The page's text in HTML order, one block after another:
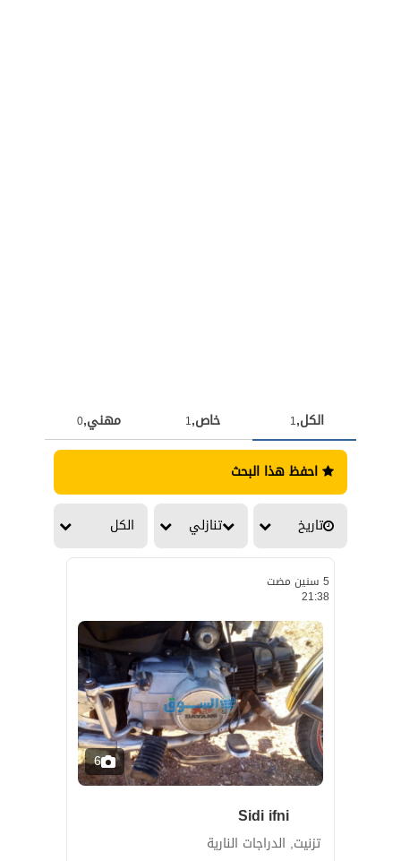
الكل,1 خاص,1 مهني,0
احفظ هذا البحث
تاريخ تنازلي الكل
5 سنين مضت
21:38
6
Sidi ifni
تزنيت, الدراجات النارية